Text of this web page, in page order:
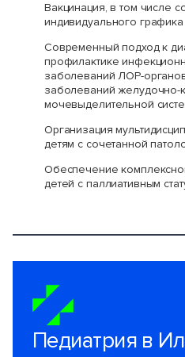
Вакцинация, в том числе
индивидуального графика
Современный подход к
профилактике
заболеваний ЛОР-
заболеваний желудочно-
мочевыделительной
Организация
детям с сочетанной
Обеспечение
детей с паллиативным
Педиатрия в